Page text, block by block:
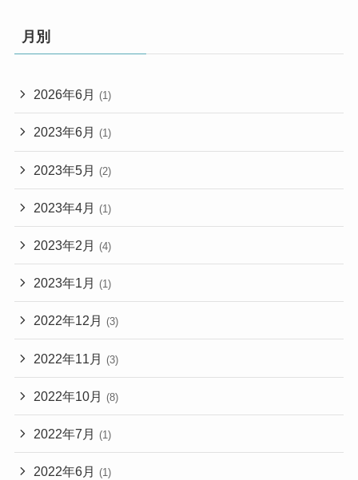
月別
2026年6月 (1)
2023年6月 (1)
2023年5月 (2)
2023年4月 (1)
2023年2月 (4)
2023年1月 (1)
2022年12月 (3)
2022年11月 (3)
2022年10月 (8)
2022年7月 (1)
2022年6月 (1)